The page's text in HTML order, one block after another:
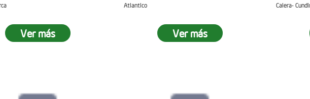
Ver más
Atlantico
Ver más
Calera-